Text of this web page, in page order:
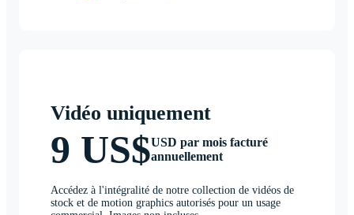
Vidéo uniquement
9 US$USD par mois facturé
annuellement
Accédez à l'intégralité de notre collection de vidéos de
stock et de motion graphics autorisés pour un usage